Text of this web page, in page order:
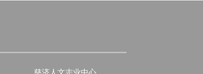
慈济人文志业中心